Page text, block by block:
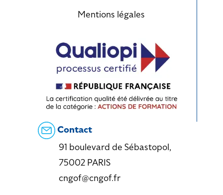
Mentions légales
Contact
91 boulevard de Sébastopol,
75002 PARIS
cngof@cngof.fr